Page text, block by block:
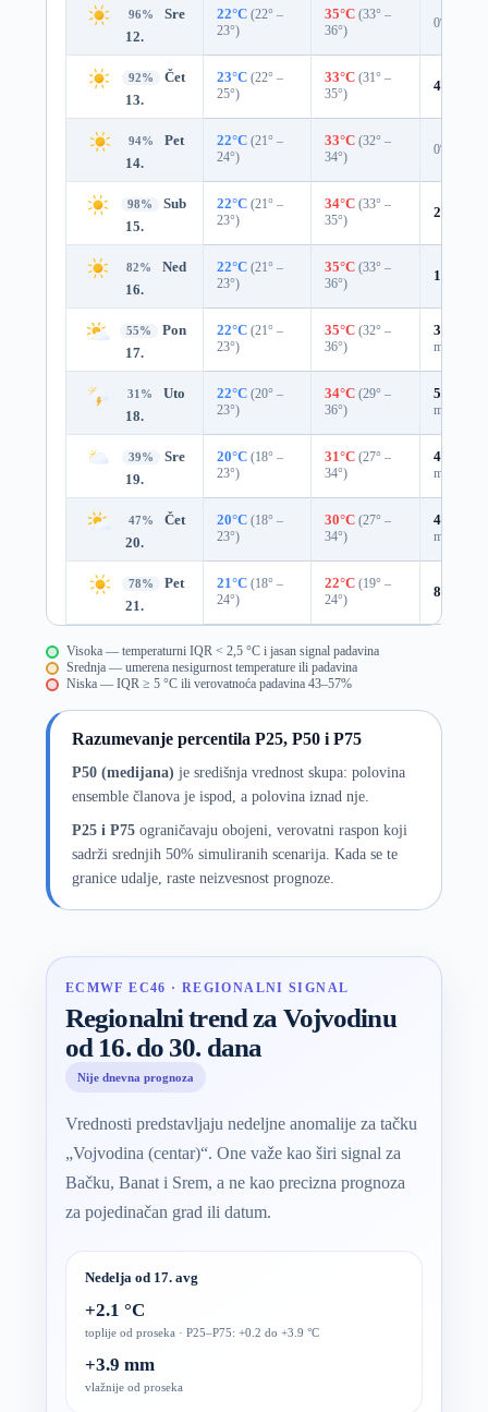
96%
Sre
12.
22°C (22° –
23°)
35°C (33° –
36°)
0%
92%
Čet
13.
23°C (22° –
25°)
33°C (31° –
35°)
4%
94%
Pet
14.
22°C (21° –
24°)
33°C (32° –
34°)
0%
98%
Sub
15.
22°C (21° –
23°)
34°C (33° –
35°)
2%
82%
Ned
16.
22°C (21° –
23°)
35°C (33° –
36°)
14%
55%
Pon
17.
22°C (21° –
23°)
35°C (32° –
36°)
35%
mm)
31%
Uto
18.
22°C (20° –
23°)
34°C (29° –
36°)
53%
mm)
39%
Sre
19.
20°C (18° –
23°)
31°C (27° –
34°)
49%
mm)
47%
Čet
20.
20°C (18° –
23°)
30°C (27° –
34°)
43%
mm)
78%
Pet
21.
21°C (18° –
24°)
22°C (19° –
24°)
8%
Visoka — temperaturni IQR < 2,5 °C i jasan signal padavina
Srednja — umerena nesigurnost temperature ili padavina
Niska — IQR ≥ 5 °C ili verovatnoća padavina 43–57%
Razumevanje percentila P25, P50 i P75
P50 (medijana) je središnja vrednost skupa: polovina
ensemble članova je ispod, a polovina iznad nje.
P25 i P75ograničavaju obojeni, verovatni raspon koji
sadrži srednjih 50% simuliranih scenarija. Kada se te
granice udalje, raste neizvesnost prognoze.
ECMWF EC46 · REGIONALNI SIGNAL
Regionalni trend za Vojvodinu
od 16. do 30. dana
Nije dnevna prognoza
Vrednosti predstavljaju nedeljne anomalije za tačku
„Vojvodina (centar)“. One važe kao širi signal za
Bačku, Banat i Srem, a ne kao precizna prognoza
za pojedinačan grad ili datum.
Nedelja od 17. avg
+2.1 °C
toplije od proseka · P25–P75: +0.2 do +3.9 °C
+3.9 mm
vlažnije od proseka